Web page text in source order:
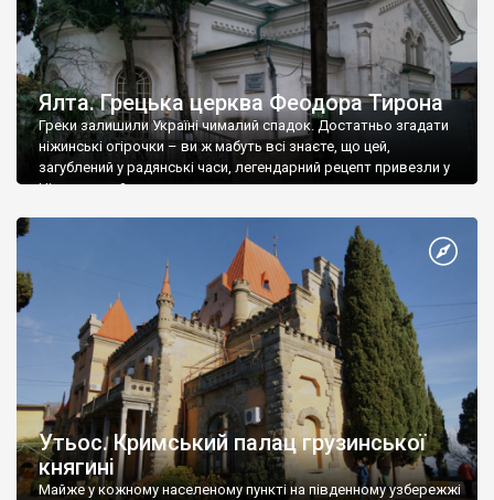
Ялта. Грецька церква Феодора Тирона
Греки залишили Україні чималий спадок. Достатньо згадати
ніжинські огірочки – ви ж мабуть всі знаєте, що цей,
загублений у радянські часи, легендарний рецепт привезли у
Ніжин греки?
Утьос. Кримський палац грузинської
княгині
Майже у кожному населеному пункті на південному узбережжі